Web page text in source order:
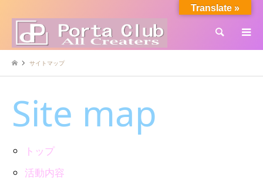
検索
サイトマップ
Site map
トップ
活動内容
Translate »